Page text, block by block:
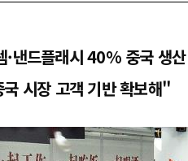
낸드플래시 40% 중국 생산
시장 고객 기반 확보해"